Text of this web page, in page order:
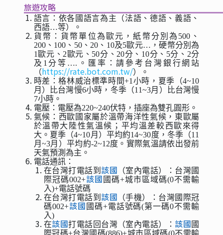
旅遊攻略
語言：依各國語言為主（法語、德語、義語、
西語…等）。
貨幣：貨幣單位為歐元，紙幣分別為500、
200、100、50、20、10及5歐元…，硬幣分別為
1歐元、2歐元、50分、20分、10分、5分、2分
及1分等….。匯率：請參考台灣銀行網站
（https://rate.bot.com.tw/）。
時差：格林威治標準時間+1小時，夏季（4~10
月）比台灣慢6小時，冬季（11~3月）比台灣慢
7小時。
電壓：電壓為220~240伏特，插座為雙孔圓形。
氣候：西歐國家屬於溫帶海洋性氣候，東歐屬
於溫帶大陸性氣溫候；平均溫差較西歐來得
大。夏季（4~10月）平均約14~30度，冬季（11
月~3月）平均約-2~12度。實際氣溫請依出發前
天氣預測為主。
電話通訊：
在台灣打電話到 該國 （室內電話）：台灣國
際冠碼002+該國 國碼+城市區域碼(0不需輸
入)+電話號碼
在台灣打電話到 該國 （手機）：台灣國際冠
碼002+該國 國碼+電話號碼(第一碼0不需輸
入)
在該國打電話回台灣（室內電話）： 該國 國
際冠碼+台灣國碼(886)+城市區域碼(0不需輸